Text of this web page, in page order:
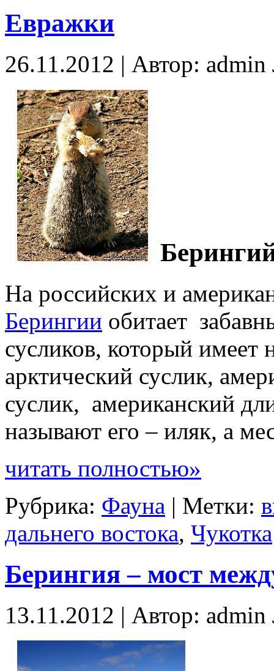
Евражки
26.11.2012 | Автор:
На российских и
Берингии обитает
сусликов, который имеет
арктический суслик,
суслик, американский
называют его – иляк, а
читать полностью»
Рубрика: Фауна | Метки:
дальнего востока, Чукотка
Берингия – мост
13.11.2012 | Автор: